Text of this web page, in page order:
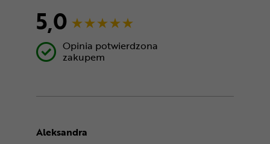
5,0
Opinia potwierdzona
zakupem
Aleksandra